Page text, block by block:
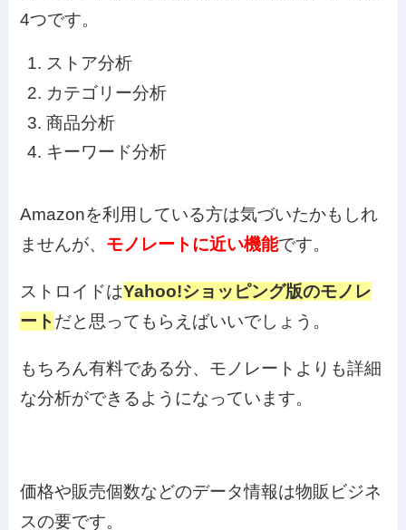
4つです。
ストア分析
カテゴリー分析
商品分析
キーワード分析
Amazonを利用している方は気づいたかもしれ
ませんが、 モノレートに近い機能です。
ストロイドはYahoo!ショッピング版のモノレ
ートだと思ってもらえばいいでしょう。
もちろん有料である分、モノレートよりも詳細
な分析ができるようになっています。
価格や販売個数などのデータ情報は物販ビジネ
スの要です。